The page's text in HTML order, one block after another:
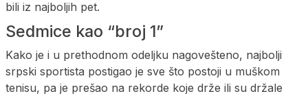
bili iz najboljih pet.
Sedmice kao “broj 1”
Kako je i u prethodnom odeljku nagovešteno, najbolji
srpski sportista postigao je sve što postoji u muškom
tenisu, pa je prešao na rekorde koje drže ili su držale